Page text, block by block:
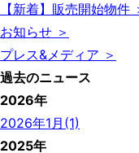
【新着】販売開始物件
お知らせ ＞
プレス&メディア ＞
過去のニュース
2026年
2026年1月(1)
2025年